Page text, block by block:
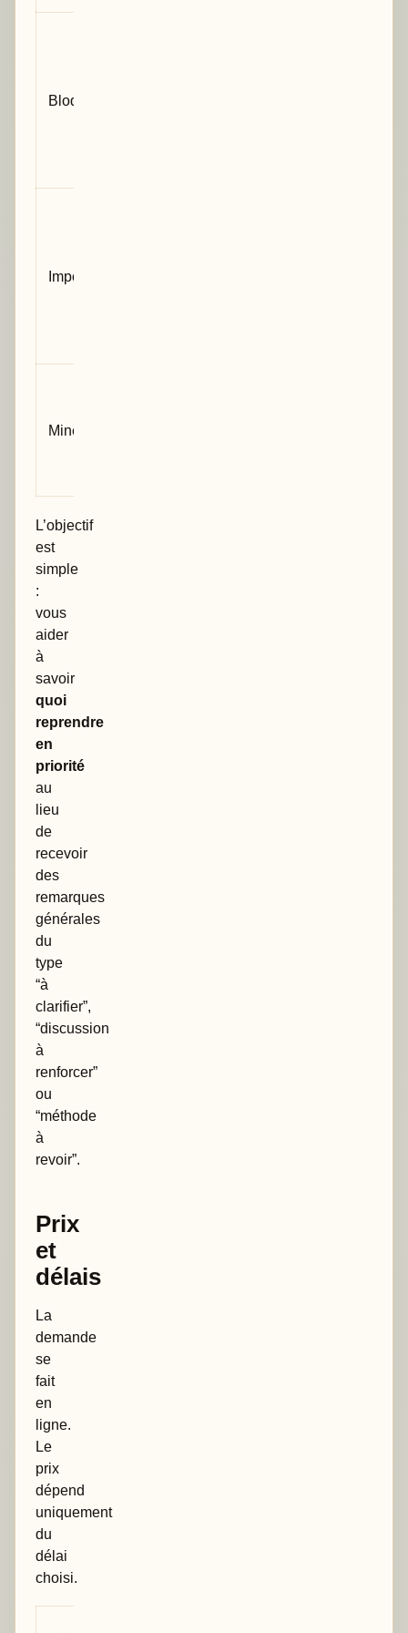
Bloquant
Important
Mineur
L’objectif
est
simple
:
vous
aider
à
savoir
quoi
reprendre
en
priorité
au
lieu
de
recevoir
des
remarques
générales
du
type
“à
clarifier”,
“discussion
à
renforcer”
ou
“méthode
à
revoir”.
Prix
et
délais
La
demande
se
fait
en
ligne.
Le
prix
dépend
uniquement
du
délai
choisi.